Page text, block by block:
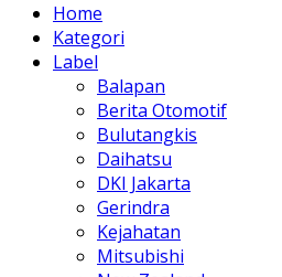
Home
Kategori
Label
Balapan
Berita Otomotif
Bulutangkis
Daihatsu
DKI Jakarta
Gerindra
Kejahatan
Mitsubishi